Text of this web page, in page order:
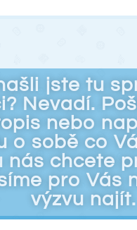
jste tu
Nevadí.
nebo
o sobě co
nás chcete
pro Vás
výzvu najít.